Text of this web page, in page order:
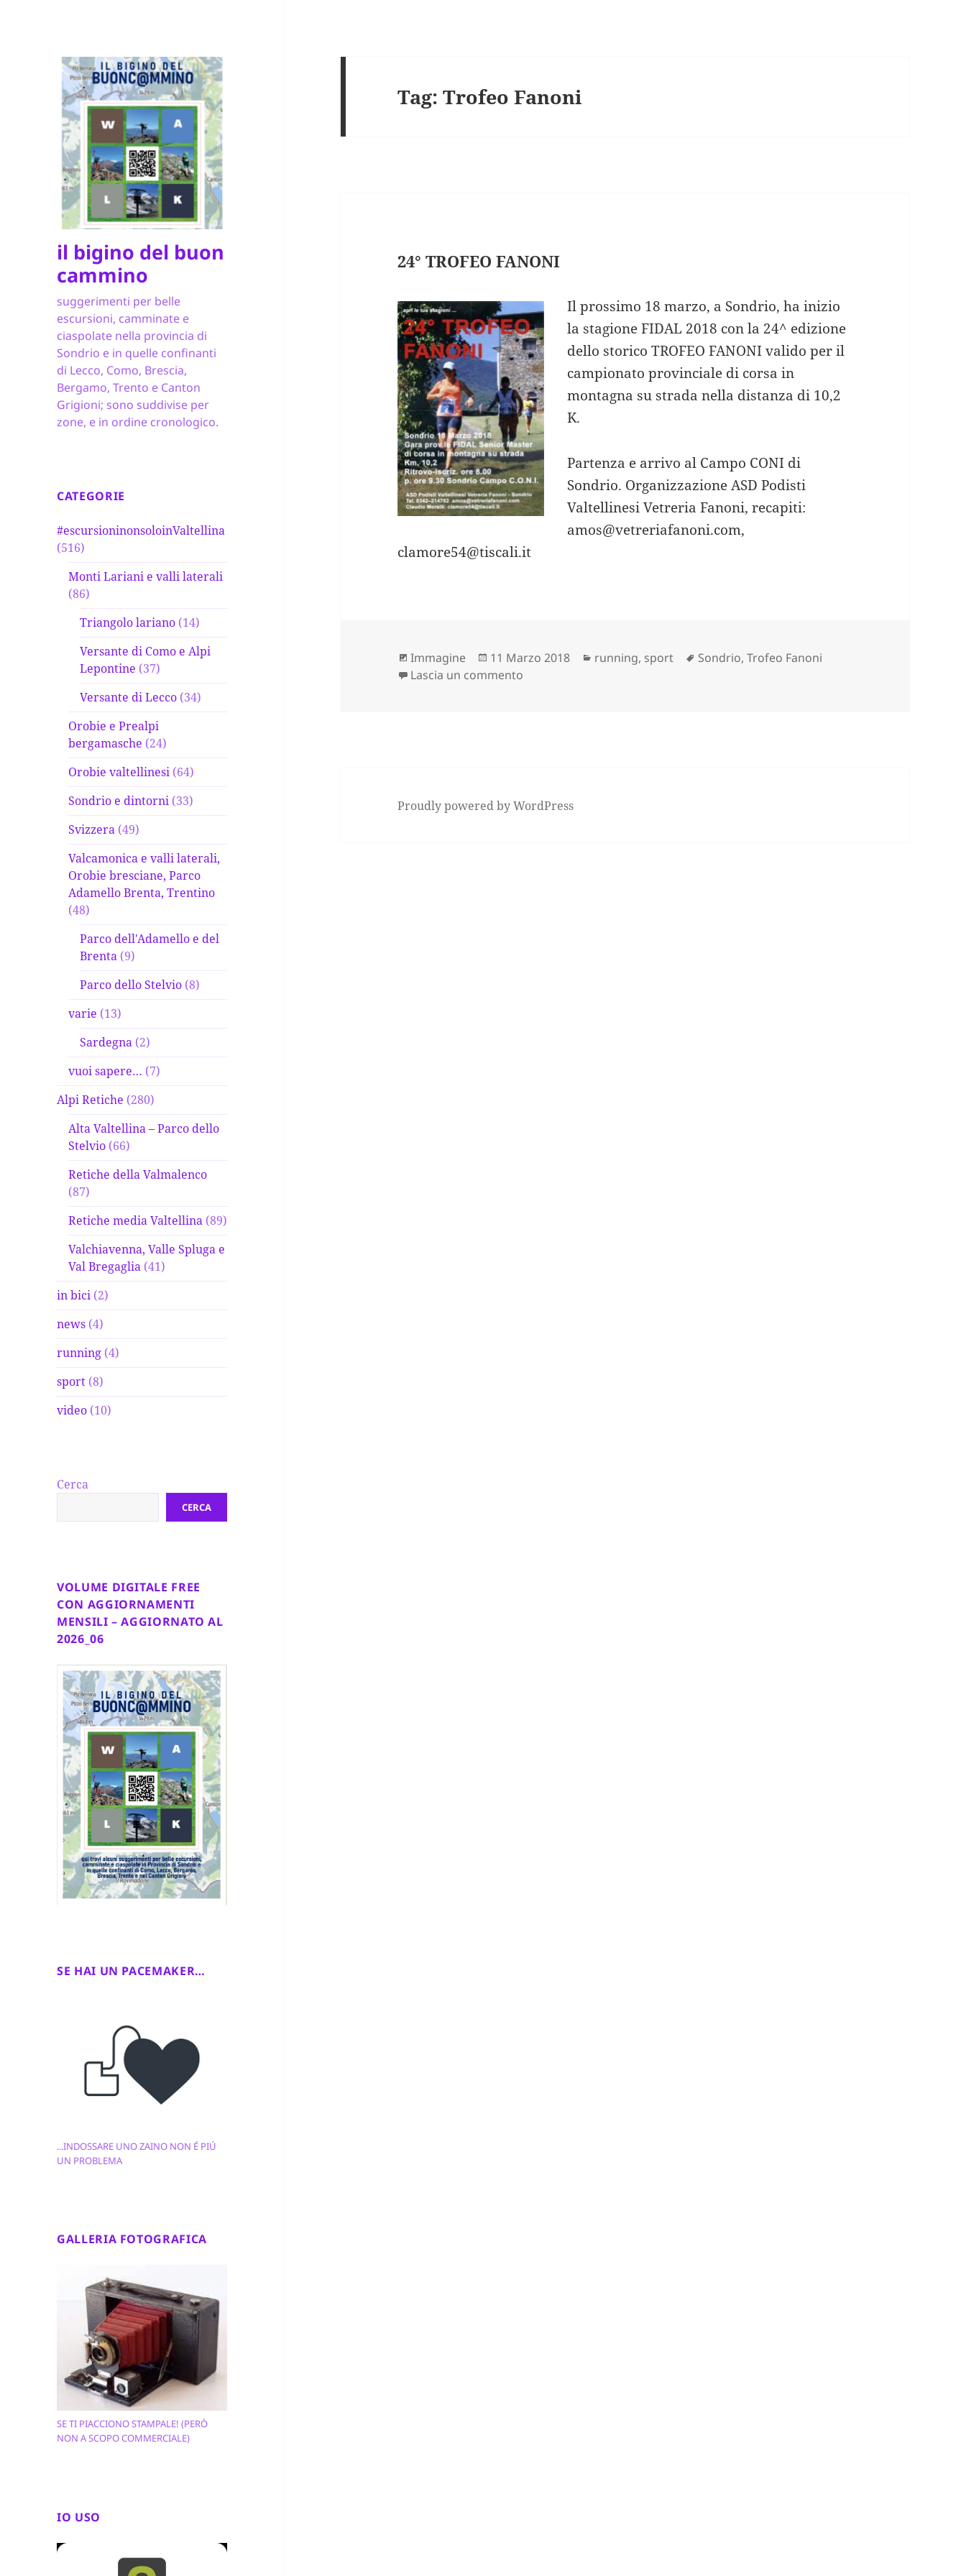
il bigino del buon
cammino
suggerimenti per belle
escursioni, camminate e
ciaspolate nella provincia di
Sondrio e in quelle confinanti
di Lecco, Como, Brescia,
Bergamo, Trento e Canton
Grigioni; sono suddivise per
zone, e in ordine cronologico.
CATEGORIE
#escursioninonsoloinValtellina
(516)
Monti Lariani e valli laterali
(86)
Triangolo lariano (14)
Versante di Como e Alpi
Lepontine (37)
Versante di Lecco (34)
Orobie e Prealpi
bergamasche (24)
Orobie valtellinesi (64)
Sondrio e dintorni (33)
Svizzera (49)
Valcamonica e valli laterali,
Orobie bresciane, Parco
Adamello Brenta, Trentino
(48)
Parco dell'Adamello e del
Brenta (9)
Parco dello Stelvio (8)
varie (13)
Sardegna (2)
vuoi sapere… (7)
Alpi Retiche (280)
Alta Valtellina – Parco dello
Stelvio (66)
Retiche della Valmalenco
(87)
Retiche media Valtellina (89)
Valchiavenna, Valle Spluga e
Val Bregaglia (41)
in bici (2)
news (4)
running (4)
sport (8)
video (10)
Cerca
CERCA
VOLUME DIGITALE FREE
CON AGGIORNAMENTI
MENSILI – AGGIORNATO AL
2026_06
SE HAI UN PACEMAKER…
...INDOSSARE UNO ZAINO NON É PIÚ
UN PROBLEMA
GALLERIA FOTOGRAFICA
SE TI PIACCIONO STAMPALE! (PERÒ
NON A SCOPO COMMERCIALE)
IO USO
Tag:Trofeo Fanoni
24° TROFEO FANONI
Il prossimo 18 marzo, a Sondrio, ha inizio
la stagione FIDAL 2018 con la 24^ edizione
dello storico TROFEO FANONI valido per il
campionato provinciale di corsa in
montagna su strada nella distanza di 10,2
K.
Partenza e arrivo al Campo CONI di
Sondrio. Organizzazione ASD Podisti
Valtellinesi Vetreria Fanoni, recapiti:
amos@vetreriafanoni.com,
clamore54@tiscali.it
Formato
Immagine
Scritto
il
11 Marzo 2018 Categorie
running, sport Tag
Sondrio,Trofeo Fanoni
Lascia un commento
Proudly powered by WordPress